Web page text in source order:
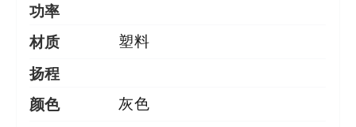
功率
材质
塑料
扬程
颜色
灰色